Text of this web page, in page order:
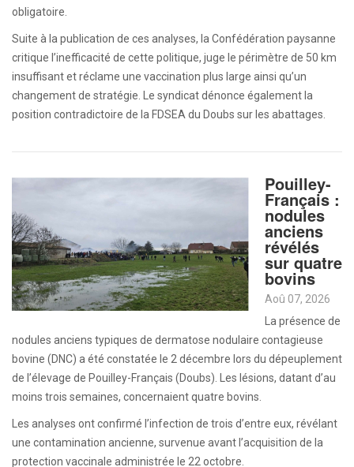
obligatoire.
Suite à la publication de ces analyses, la Confédération paysanne
critique l’inefficacité de cette politique, juge le périmètre de 50 km
insuffisant et réclame une vaccination plus large ainsi qu’un
changement de stratégie. Le syndicat dénonce également la
position contradictoire de la FDSEA du Doubs sur les abattages.
Pouilley-
Français :
nodules
anciens
révélés
sur quatre
bovins
Aoû 07, 2026
La présence de
nodules anciens typiques de dermatose nodulaire contagieuse
bovine (DNC) a été constatée le 2 décembre lors du dépeuplement
de l’élevage de Pouilley-Français (Doubs). Les lésions, datant d’au
moins trois semaines, concernaient quatre bovins.
Les analyses ont confirmé l’infection de trois d’entre eux, révélant
une contamination ancienne, survenue avant l’acquisition de la
protection vaccinale administrée le 22 octobre.